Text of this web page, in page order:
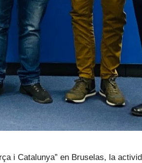
i Catalunya” en Bruselas, la